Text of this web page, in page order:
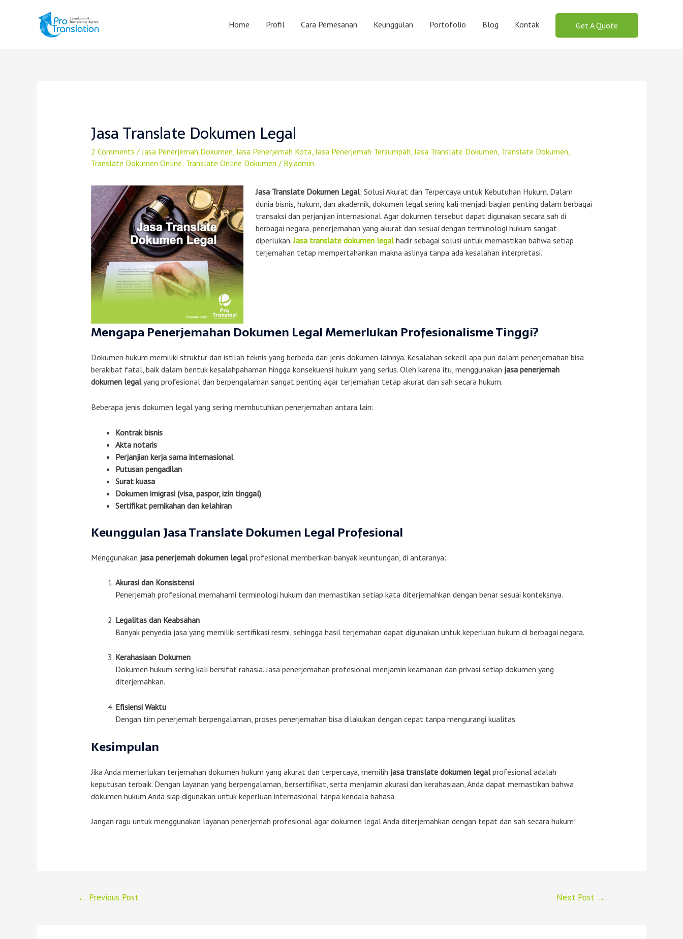
Home Profil Cara Pemesanan Keunggulan Portofolio Blog Kontak Get A Quote
Jasa Translate Dokumen Legal
2 Comments /Jasa Penerjemah Dokumen,Jasa Penerjemah Kota,Jasa Penerjemah Tersumpah,Jasa Translate Dokumen, Translate Dokumen,
Translate Dokumen Online, Translate Online Dokumen / Byadmin
Jasa Translate Dokumen Legal: Solusi Akurat dan Terpercaya untuk Kebutuhan Hukum. Dalam
dunia bisnis, hukum, dan akademik, dokumen legal sering kali menjadi bagian penting dalam berbagai
transaksi dan perjanjian internasional. Agar dokumen tersebut dapat digunakan secara sah di
berbagai negara, penerjemahan yang akurat dan sesuai dengan terminologi hukum sangat
diperlukan.Jasa translate dokumen legal hadir sebagai solusi untuk memastikan bahwa setiap
terjemahan tetap mempertahankan makna aslinya tanpa ada kesalahan interpretasi.
Mengapa Penerjemahan Dokumen Legal Memerlukan Profesionalisme Tinggi?
Dokumen hukum memiliki struktur dan istilah teknis yang berbeda dari jenis dokumen lainnya. Kesalahan sekecil apa pun dalam penerjemahan bisa
berakibat fatal, baik dalam bentuk kesalahpahaman hingga konsekuensi hukum yang serius. Oleh karena itu, menggunakan jasa penerjemah
dokumen legalyang profesional dan berpengalaman sangat penting agar terjemahan tetap akurat dan sah secara hukum.
Beberapa jenis dokumen legal yang sering membutuhkan penerjemahan antara lain:
Kontrak bisnis
Akta notaris
Perjanjian kerja sama internasional
Putusan pengadilan
Surat kuasa
Dokumen imigrasi (visa, paspor, izin tinggal)
Sertifikat pernikahan dan kelahiran
Keunggulan Jasa Translate Dokumen Legal Profesional
Menggunakan jasa penerjemah dokumen legalprofesional memberikan banyak keuntungan, di antaranya:
Akurasi dan Konsistensi
Penerjemah profesional memahami terminologi hukum dan memastikan setiap kata diterjemahkan dengan benar sesuai konteksnya.
Legalitas dan Keabsahan
Banyak penyedia jasa yang memiliki sertifikasi resmi, sehingga hasil terjemahan dapat digunakan untuk keperluan hukum di berbagai negara.
Kerahasiaan Dokumen
Dokumen hukum sering kali bersifat rahasia. Jasa penerjemahan profesional menjamin keamanan dan privasi setiap dokumen yang
diterjemahkan.
Efisiensi Waktu
Dengan tim penerjemah berpengalaman, proses penerjemahan bisa dilakukan dengan cepat tanpa mengurangi kualitas.
Kesimpulan
Jika Anda memerlukan terjemahan dokumen hukum yang akurat dan terpercaya, memilih jasa translate dokumen legalprofesional adalah
keputusan terbaik. Dengan layanan yang berpengalaman, bersertifikat, serta menjamin akurasi dan kerahasiaan, Anda dapat memastikan bahwa
dokumen hukum Anda siap digunakan untuk keperluan internasional tanpa kendala bahasa.
Jangan ragu untuk menggunakan layanan penerjemah profesional agar dokumen legal Anda diterjemahkan dengan tepat dan sah secara hukum!
← Previous Post Next Post →